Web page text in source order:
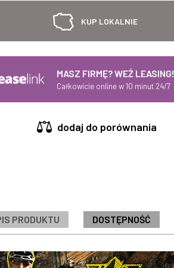
KUP LOKALNIE
MASZ FIRMĘ? WEŹ LEASING!
Całkowicie online w 10 minut 24/7
dodaj do porównania
PRODUKTU DOSTĘPNOŚĆ